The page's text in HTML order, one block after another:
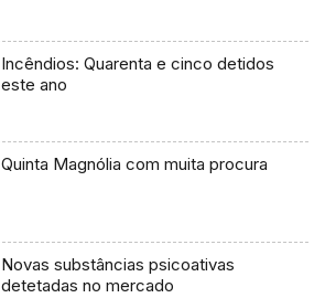
Incêndios: Quarenta e cinco detidos
este ano
Quinta Magnólia com muita procura
Novas substâncias psicoativas
detetadas no mercado